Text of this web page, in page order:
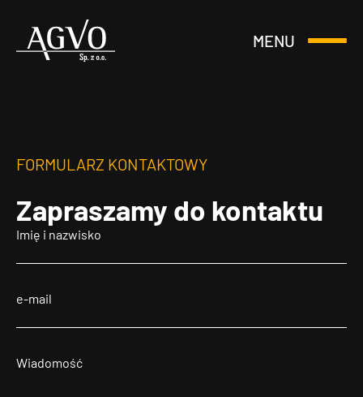
Header
MENU
Otwórz
FORMULARZ KONTAKTOWY
Zapraszamy do kontaktu